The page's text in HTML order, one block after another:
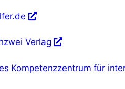
Verlag
Kompetenzzentrum für